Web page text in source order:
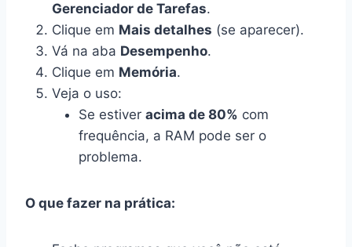
Gerenciador de Tarefas.
Clique em Mais detalhes (se aparecer).
Vá na aba Desempenho.
Clique em Memória.
Veja o uso:
Se estiver acima de 80% com
frequência, a RAM pode ser o
problema.
O que fazer na prática: